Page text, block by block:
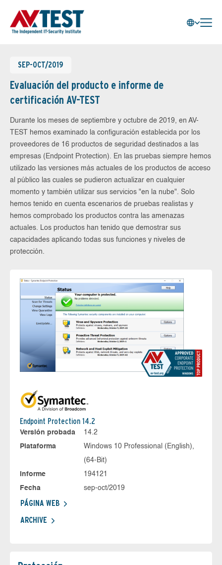
SEP-OCT/2019
Evaluación del producto e informe de
certificación AV-TEST
Durante los meses de septiembre y octubre de 2019, en AV-
TEST hemos examinado la configuración establecida por los
proveedores de 16 productos de seguridad destinados a las
empresas (Endpoint Protection). En las pruebas siempre hemos
utilizado las versiones más actuales de los productos de acceso
al público las cuales se pudieron actualizar en cualquier
momento y también utilizar sus servicios "en la nube". Solo
hemos tenido en cuenta escenarios de pruebas realistas y
hemos comprobado los productos contra las amenazas
actuales. Los productos han tenido que demostrar sus
capacidades aplicando todas sus funciones y niveles de
protección.
Endpoint Protection 14.2
Versión probada
14.2
Plataforma
Windows 10 Professional (English),
(64-Bit)
Informe
194121
Fecha
sep-oct/2019
PÁGINA WEB
ARCHIVE